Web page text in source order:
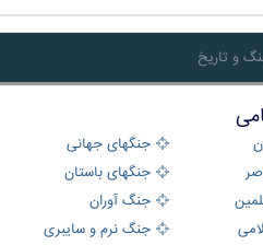
جنگهای جهانی
جنگهای باستان
جنگ آوران
جنگ نرم و سایبری